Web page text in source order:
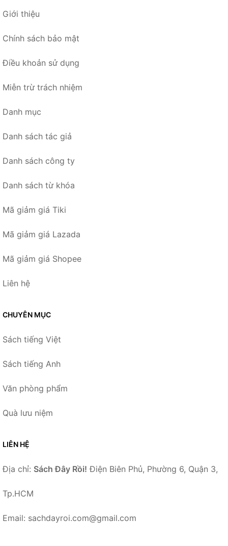
Giới thiệu
Chính sách bảo mật
Điều khoản sử dụng
Miễn trừ trách nhiệm
Danh mục
Danh sách tác giả
Danh sách công ty
Danh sách từ khóa
Mã giảm giá Tiki
Mã giảm giá Lazada
Mã giảm giá Shopee
Liên hệ
CHUYÊN MỤC
Sách tiếng Việt
Sách tiếng Anh
Văn phòng phẩm
Quà lưu niệm
LIÊN HỆ
Địa chỉ: Sách Đây Rồi! Điện Biên Phủ, Phường 6, Quận 3,
Tp.HCM
Email: sachdayroi.com@gmail.com